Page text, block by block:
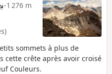
-1 276 m
sommets à plus de
cette crête après avoir croisé
Couleurs.